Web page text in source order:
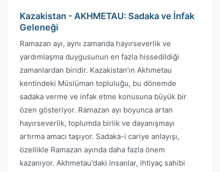
Kazakistan - AKHMETAU: Sadaka ve İnfak
Geleneği
Ramazan ayı, aynı zamanda hayırseverlik ve
yardımlaşma duygusunun en fazla hissedildiği
zamanlardan biridir. Kazakistan'ın Akhmetau
kentindeki Müslüman topluluğu, bu dönemde
sadaka verme ve infak etme konusuna büyük bir
özen gösteriyor. Ramazan ayı boyunca artan
hayırseverlik, toplumda birlik ve dayanışmayı
artırma amacı taşıyor. Sadaka-i cariye anlayışı,
özellikle Ramazan ayında daha fazla önem
kazanıyor. Akhmetau'daki insanlar, ihtiyaç sahibi